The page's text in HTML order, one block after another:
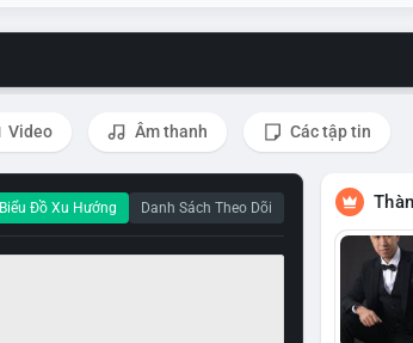
Video Âm thanh Các tập tin
Biểu Đồ Xu Hướng Danh Sách Theo Dõi